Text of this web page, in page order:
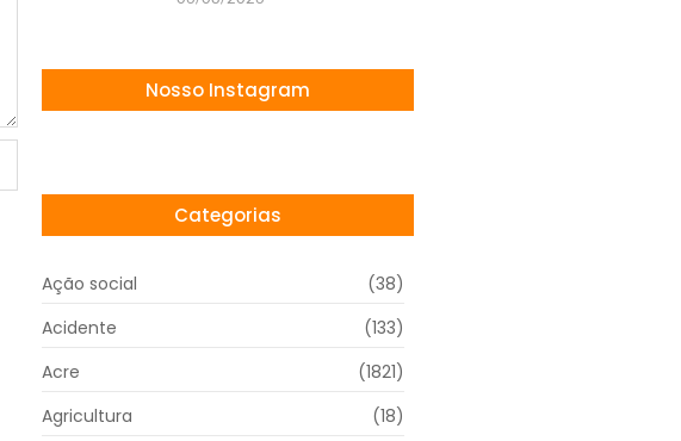
Nosso Instagram
Categorias
Ação social
(38)
Acidente
(133)
Acre
(1821)
Agricultura
(18)